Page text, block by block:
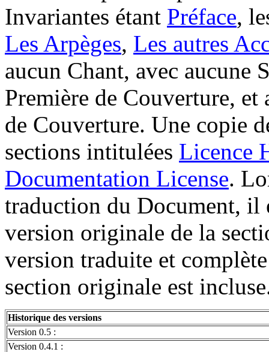
Invariantes étant Préface,
Les Arpèges, Les autres
aucun Chant, avec aucune
Première de Couverture, et
de Couverture. Une copie
sections intitulées Licence
Documentation License.
traduction du Document, il
version originale de la
version traduite et
section originale est
Historique des versions
Version 0.5 :
Version 0.4.1 :